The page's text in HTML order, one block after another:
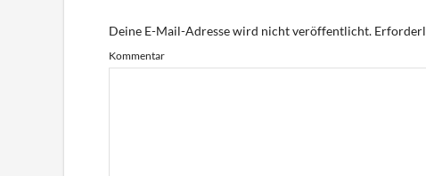
Deine E-Mail-Adresse wird nicht veröffentlicht.
Kommentar